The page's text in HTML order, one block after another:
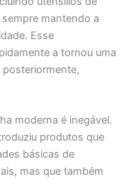
mantendo a
Esse
a tornou uma
posteriormente,
moderna é inegável.
produtos que
básicas de
mas que também